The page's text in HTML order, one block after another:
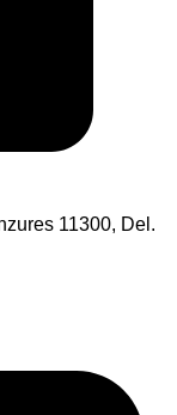
11300, Del.